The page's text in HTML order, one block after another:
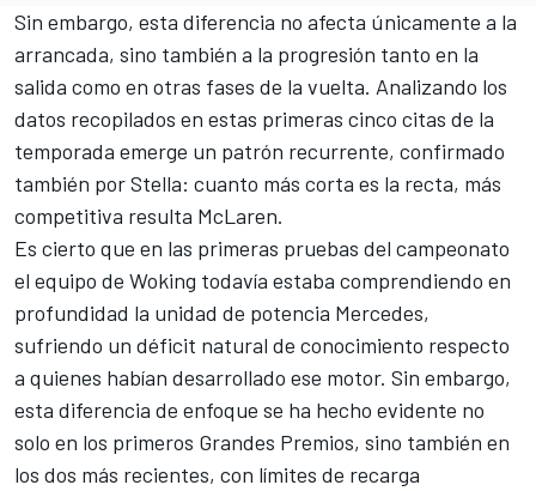
Sin embargo, esta diferencia no afecta únicamente a la
arrancada, sino también a la progresión tanto en la
salida como en otras fases de la vuelta. Analizando los
datos recopilados en estas primeras cinco citas de la
temporada emerge un patrón recurrente, confirmado
también por Stella: cuanto más corta es la recta, más
competitiva resulta McLaren.
Es cierto que en las primeras pruebas del campeonato
el equipo de Woking todavía estaba comprendiendo en
profundidad la unidad de potencia Mercedes,
sufriendo un déficit natural de conocimiento respecto
a quienes habían desarrollado ese motor. Sin embargo,
esta diferencia de enfoque se ha hecho evidente no
solo en los primeros Grandes Premios, sino también en
los dos más recientes, con límites de recarga